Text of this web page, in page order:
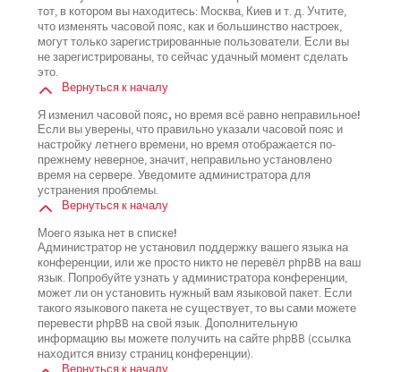
тот, в котором вы находитесь: Москва, Киев и т. д. Учтите,
что изменять часовой пояс, как и большинство настроек,
могут только зарегистрированные пользователи. Если вы
не зарегистрированы, то сейчас удачный момент сделать
это.
Вернуться к началу
Я изменил часовой пояс, но время всё равно неправильное!
Если вы уверены, что правильно указали часовой пояс и
настройку летнего времени, но время отображается по-
прежнему неверное, значит, неправильно установлено
время на сервере. Уведомите администратора для
устранения проблемы.
Вернуться к началу
Моего языка нет в списке!
Администратор не установил поддержку вашего языка на
конференции, или же просто никто не перевёл phpBB на ваш
язык. Попробуйте узнать у администратора конференции,
может ли он установить нужный вам языковой пакет. Если
такого языкового пакета не существует, то вы сами можете
перевести phpBB на свой язык. Дополнительную
информацию вы можете получить на сайте phpBB (ссылка
находится внизу страниц конференции).
Вернуться к началу